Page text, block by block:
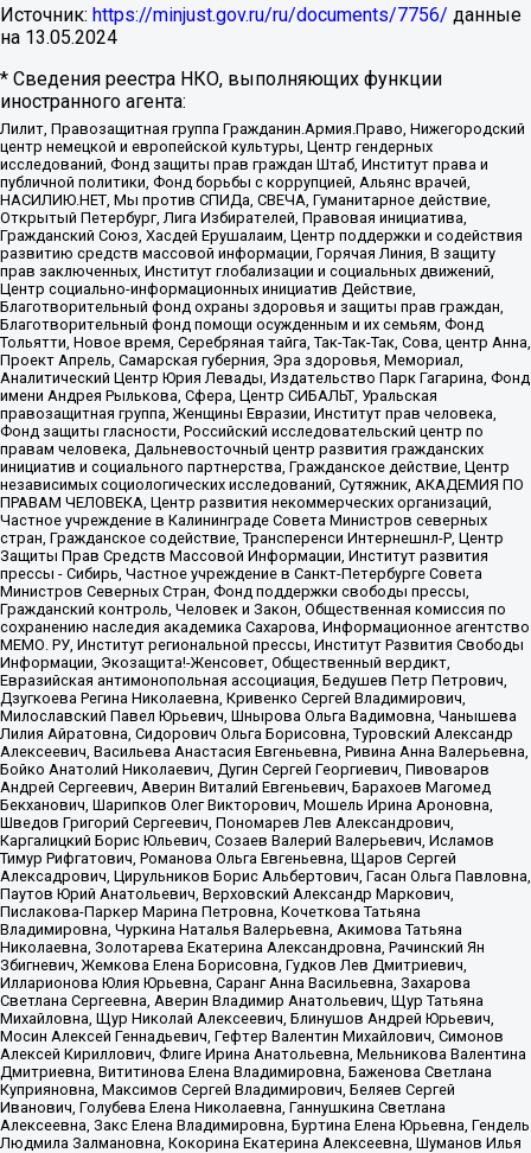
Источник: https://minjust.gov.ru/ru/documents/7756/ данные
на 13.05.2024
* Сведения реестра НКО, выполняющих функции
иностранного агента:
Лилит, Правозащитная группа Гражданин.Армия.Право, Нижегородский
центр немецкой и европейской культуры, Центр гендерных
исследований, Фонд защиты прав граждан Штаб, Институт права и
публичной политики, Фонд борьбы с коррупцией, Альянс врачей,
НАСИЛИЮ.НЕТ, Мы против СПИДа, СВЕЧА, Гуманитарное действие,
Открытый Петербург, Лига Избирателей, Правовая инициатива,
Гражданский Союз, Хасдей Ерушалаим, Центр поддержки и содействия
развитию средств массовой информации, Горячая Линия, В защиту
прав заключенных, Институт глобализации и социальных движений,
Центр социально-информационных инициатив Действие,
Благотворительный фонд охраны здоровья и защиты прав граждан,
Благотворительный фонд помощи осужденным и их семьям, Фонд
Тольятти, Новое время, Серебряная тайга, Так-Так-Так, Сова, центр Анна,
Проект Апрель, Самарская губерния, Эра здоровья, Мемориал,
Аналитический Центр Юрия Левады, Издательство Парк Гагарина, Фонд
имени Андрея Рылькова, Сфера, Центр СИБАЛЬТ, Уральская
правозащитная группа, Женщины Евразии, Институт прав человека,
Фонд защиты гласности, Российский исследовательский центр по
правам человека, Дальневосточный центр развития гражданских
инициатив и социального партнерства, Гражданское действие, Центр
независимых социологических исследований, Сутяжник, АКАДЕМИЯ ПО
ПРАВАМ ЧЕЛОВЕКА, Центр развития некоммерческих организаций,
Частное учреждение в Калининграде Совета Министров северных
стран, Гражданское содействие, Трансперенси Интернешнл-Р, Центр
Защиты Прав Средств Массовой Информации, Институт развития
прессы - Сибирь, Частное учреждение в Санкт-Петербурге Совета
Министров Северных Стран, Фонд поддержки свободы прессы,
Гражданский контроль, Человек и Закон, Общественная комиссия по
сохранению наследия академика Сахарова, Информационное агентство
МЕМО. РУ, Институт региональной прессы, Институт Развития Свободы
Информации, Экозащита!-Женсовет, Общественный вердикт,
Евразийская антимонопольная ассоциация, Бедушев Петр Петрович,
Дзугкоева Регина Николаевна, Кривенко Сергей Владимирович,
Милославский Павел Юрьевич, Шнырова Ольга Вадимовна, Чанышева
Лилия Айратовна, Сидорович Ольга Борисовна, Туровский Александр
Алексеевич, Васильева Анастасия Евгеньевна, Ривина Анна Валерьевна,
Бойко Анатолий Николаевич, Дугин Сергей Георгиевич, Пивоваров
Андрей Сергеевич, Аверин Виталий Евгеньевич, Барахоев Магомед
Бекханович, Шарипков Олег Викторович, Мошель Ирина Ароновна,
Шведов Григорий Сергеевич, Пономарев Лев Александрович,
Каргалицкий Борис Юльевич, Созаев Валерий Валерьевич, Исламов
Тимур Рифгатович, Романова Ольга Евгеньевна, Щаров Сергей
Алексадрович, Цирульников Борис Альбертович, Гасан Ольга Павловна,
Паутов Юрий Анатольевич, Верховский Александр Маркович,
Пислакова-Паркер Марина Петровна, Кочеткова Татьяна
Владимировна, Чуркина Наталья Валерьевна, Акимова Татьяна
Николаевна, Золотарева Екатерина Александровна, Рачинский Ян
Збигневич, Жемкова Елена Борисовна, Гудков Лев Дмитриевич,
Илларионова Юлия Юрьевна, Саранг Анна Васильевна, Захарова
Светлана Сергеевна, Аверин Владимир Анатольевич, Щур Татьяна
Михайловна, Щур Николай Алексеевич, Блинушов Андрей Юрьевич,
Мосин Алексей Геннадьевич, Гефтер Валентин Михайлович, Симонов
Алексей Кириллович, Флиге Ирина Анатольевна, Мельникова Валентина
Дмитриевна, Вититинова Елена Владимировна, Баженова Светлана
Куприяновна, Максимов Сергей Владимирович, Беляев Сергей
Иванович, Голубева Елена Николаевна, Ганнушкина Светлана
Алексеевна, Закс Елена Владимировна, Буртина Елена Юрьевна, Гендель
Людмила Залмановна, Кокорина Екатерина Алексеевна, Шуманов Илья